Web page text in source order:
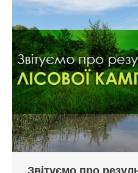
Звітуємо про